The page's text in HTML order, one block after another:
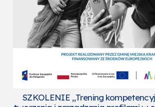
SZKOLENIE „Trening